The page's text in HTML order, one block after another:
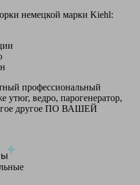
немецкой марки Kiehl:
профессиональный
утюг, ведро, парогенератор,
другое ПО ВАШЕЙ